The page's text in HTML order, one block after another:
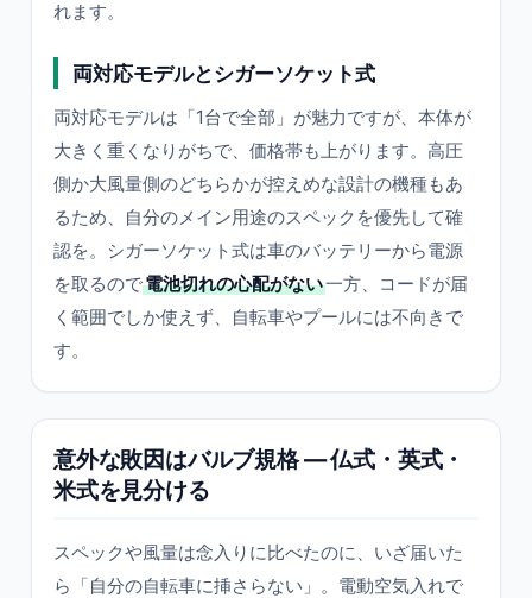
れます。
両対応モデルとシガーソケット式
両対応モデルは「1台で全部」が魅力ですが、本体が
大きく重くなりがちで、価格帯も上がります。高圧
側か大風量側のどちらかが控えめな設計の機種もあ
るため、自分のメイン用途のスペックを優先して確
認を。シガーソケット式は車のバッテリーから電源
を取るので電池切れの心配がない一方、コードが届
く範囲でしか使えず、自転車やプールには不向きで
す。
意外な敗因はバルブ規格 — 仏式・英式・
米式を見分ける
スペックや風量は念入りに比べたのに、いざ届いた
ら「自分の自転車に挿さらない」。電動空気入れで